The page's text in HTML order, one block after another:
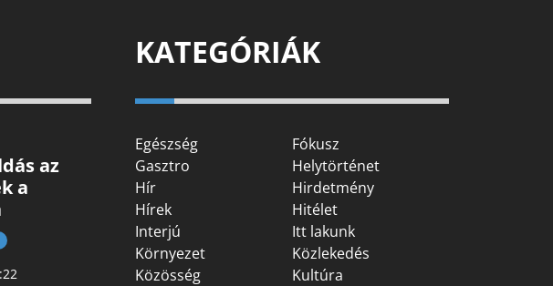
az
a
KATEGÓRIÁK
Egészség
Fókusz
Gasztro
Helytörténet
Hír
Hirdetmény
Hírek
Hitélet
Interjú
Itt lakunk
Környezet
Közlekedés
Közösség
Kultúra